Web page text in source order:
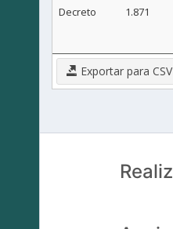
Decreto
1.871
Exportar para CSV